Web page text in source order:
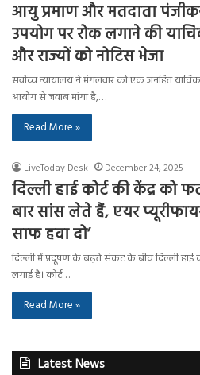
आयु प्रमाण और मतदाता
उपयोग पर रोक लगाने की
और राज्यों को नोटिस भेजा
सर्वोच्च न्यायालय ने मंगलवार को एक जनहित
आयोग से जवाब मांगा है,…
Read More »
LiveToday Desk December 24, 2025
दिल्ली हाई कोर्ट की केंद्र को
बार सांस लेते हैं, एयर
साफ हवा दो’
दिल्ली में प्रदूषण के बढ़ते संकट के बीच दिल्ली हाई
लगाई है। कोर्ट…
Read More »
Latest News